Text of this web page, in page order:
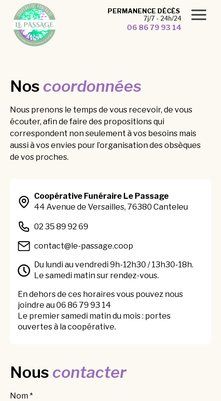
Panneau de gestion des cookies
PERMANENCE DÉCÈS
7j/7 - 24h/24
06 86 79 93 14
Nos coordonnées
Nous prenons le temps de vous recevoir, de vous
écouter, afin de faire des propositions qui
correspondent non seulement à vos besoins mais
aussi à vos envies pour l’organisation des obsèques
de vos proches.
Coopérative Funéraire Le Passage
44 Avenue de Versailles, 76380 Canteleu
02 35 89 92 69
contact@le-passage.coop
Du lundi au vendredi 9h-12h30 / 13h30-18h.
Le samedi matin sur rendez-vous.
En dehors de ces horaires vous pouvez nous
joindre au 06 86 79 93 14
Le premier samedi matin du mois : portes
ouvertes à la coopérative.
Nous contacter
Nom*